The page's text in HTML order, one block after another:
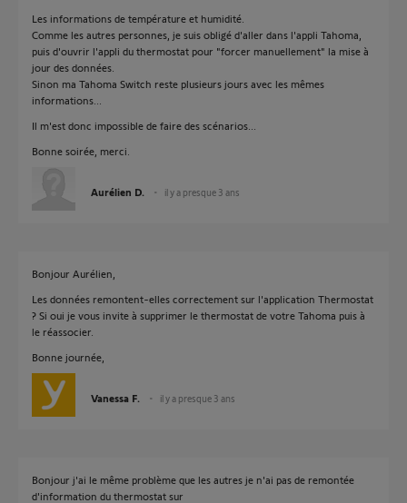
Les informations de température et humidité.
Comme les autres personnes, je suis obligé d'aller dans l'appli Tahoma,
puis d'ouvrir l'appli du thermostat pour "forcer manuellement" la mise à
jour des données.
Sinon ma Tahoma Switch reste plusieurs jours avec les mêmes
informations...
Il m'est donc impossible de faire des scénarios...
Bonne soirée, merci.
Aurélien D. il y a presque 3 ans
Bonjour Aurélien,
Les données remontent-elles correctement sur l'application Thermostat
? Si oui je vous invite à supprimer le thermostat de votre Tahoma puis à
le réassocier.
Bonne journée,
Vanessa F. il y a presque 3 ans
Bonjour j'ai le même problème que les autres je n'ai pas de remontée
d'information du thermostat sur